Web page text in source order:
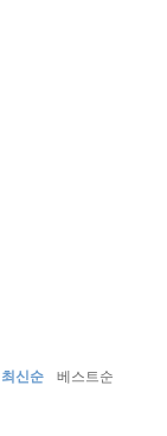
최신순 베스트순